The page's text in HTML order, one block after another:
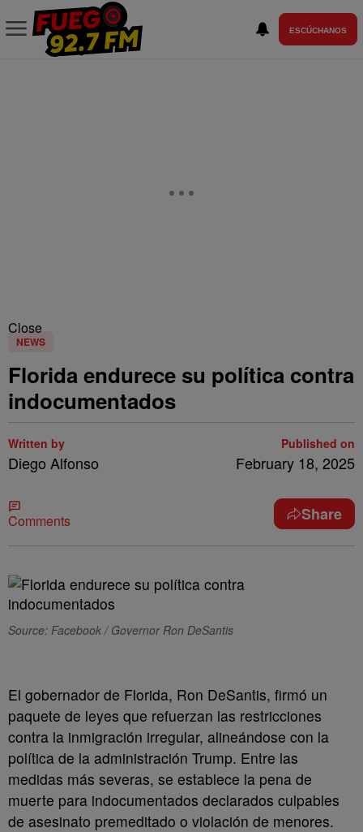
ESCÚCHANOS
Close
NEWS
Florida endurece su política contra
indocumentados
Written by
Diego Alfonso
Published on
February 18, 2025
Comments Share
Source: Facebook / Governor Ron DeSantis
El gobernador de Florida, Ron DeSantis, firmó un
paquete de leyes que refuerzan las restricciones
contra la inmigración irregular, alineándose con la
política de la administración Trump. Entre las
medidas más severas, se establece la pena de
muerte para indocumentados declarados culpables
de asesinato premeditado o violación de menores.